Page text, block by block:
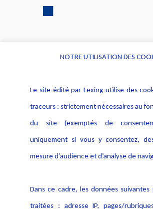
Alerte professionnelle
Déclaration d'accessibilité
Notice Légale
Politique de protection des
données
NOTRE UTILISATION DES
Le site édité par Lexing utilise des
traceurs : strictement nécessaires au
du site (exemptés de
uniquement si vous y consentez,
mesure d’audience et d’analyse de
Dans ce cadre, les données
traitées : adresse IP, pages/